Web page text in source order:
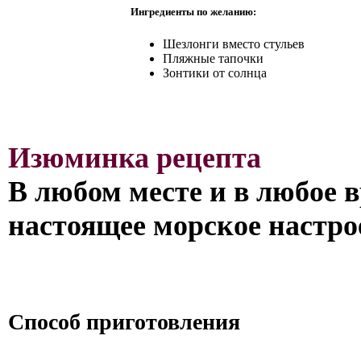
Ингредиенты по желанию:
Шезлонги вместо стульев
Пляжные тапочки
Зонтики от солнца
Изюминка рецепта
В любом месте и в любое
настоящее морское
Способ приготовления